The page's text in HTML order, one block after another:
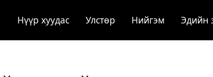
Нүүр хуудас Улстөр Нийгэм Эдийн